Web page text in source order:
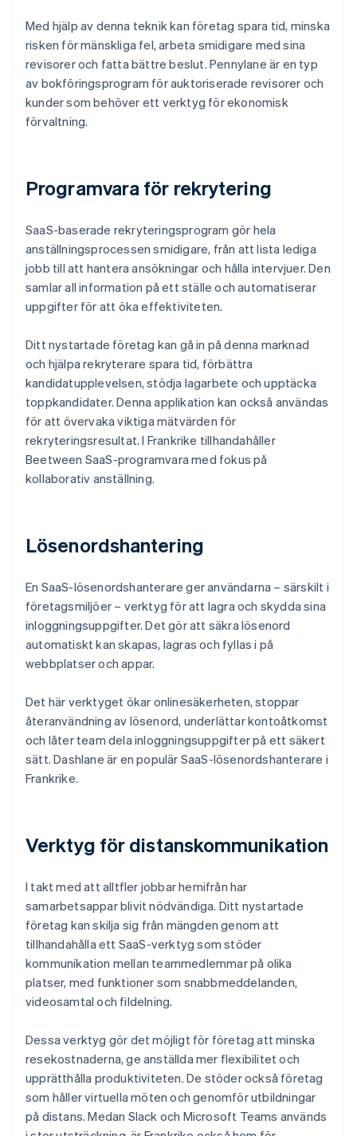
Med hjälp av denna teknik kan företag spara tid, minska
risken för mänskliga fel, arbeta smidigare med sina
revisorer och fatta bättre beslut. Pennylane är en typ
av bokföringsprogram för auktoriserade revisorer och
kunder som behöver ett verktyg för ekonomisk
förvaltning.
Programvara för rekrytering
SaaS-baserade rekryteringsprogram gör hela
anställningsprocessen smidigare, från att lista lediga
jobb till att hantera ansökningar och hålla intervjuer. Den
samlar all information på ett ställe och automatiserar
uppgifter för att öka effektiviteten.
Ditt nystartade företag kan gå in på denna marknad
och hjälpa rekryterare spara tid, förbättra
kandidatupplevelsen, stödja lagarbete och upptäcka
toppkandidater. Denna applikation kan också användas
för att övervaka viktiga mätvärden för
rekryteringsresultat. I Frankrike tillhandahåller
Beetween SaaS-programvara med fokus på
kollaborativ anställning.
Lösenordshantering
En SaaS-lösenordshanterare ger användarna – särskilt i
företagsmiljöer – verktyg för att lagra och skydda sina
inloggningsuppgifter. Det gör att säkra lösenord
automatiskt kan skapas, lagras och fyllas i på
webbplatser och appar.
Det här verktyget ökar onlinesäkerheten, stoppar
återanvändning av lösenord, underlättar kontoåtkomst
och låter team dela inloggningsuppgifter på ett säkert
sätt. Dashlane är en populär SaaS-lösenordshanterare i
Frankrike.
Verktyg för distanskommunikation
I takt med att alltfler jobbar hemifrån har
samarbetsappar blivit nödvändiga. Ditt nystartade
företag kan skilja sig från mängden genom att
tillhandahålla ett SaaS-verktyg som stöder
kommunikation mellan teammedlemmar på olika
platser, med funktioner som snabbmeddelanden,
videosamtal och fildelning.
Dessa verktyg gör det möjligt för företag att minska
resekostnaderna, ge anställda mer flexibilitet och
upprätthålla produktiviteten. De stöder också företag
som håller virtuella möten och genomför utbildningar
på distans. Medan Slack och Microsoft Teams används